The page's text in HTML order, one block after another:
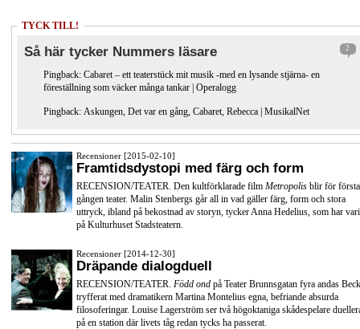
TYCK TILL!
Så här tycker Nummers läsare 2
Pingback: Cabaret – ett teaterstück mit musik -med en lysande stjärna- en
föreställning som väcker många tankar | Operalogg
Pingback: Askungen, Det var en gång, Cabaret, Rebecca | MusikalNet
Recensioner [2015-02-10]
Framtidsdystopi med färg och form
RECENSION/TEATER. Den kultförklarade film Metropolis blir för första
gången teater. Malin Stenbergs går all in vad gäller färg, form och stora
uttryck, ibland på bekostnad av storyn, tycker Anna Hedelius, som har
på Kulturhuset Stadsteatern.
Recensioner [2014-12-30]
Dräpande dialogduell
RECENSION/TEATER. Född ond på Teater Brunnsgatan fyra andas
tryfferat med dramatikern Martina Montelius egna, befriande absurda
filosoferingar. Louise Lagerström ser två högoktaniga skådespelare
på en station där livets tåg redan tycks ha passerat.